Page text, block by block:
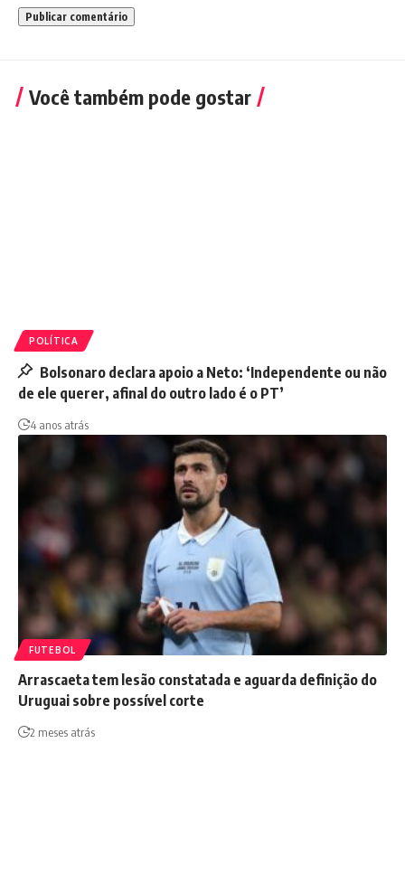
Você também pode gostar
POLÍTICA
Bolsonaro declara apoio a Neto: ‘Independente ou não
de ele querer, afinal do outro lado é o PT’
4 anos atrás
FUTEBOL
Arrascaeta tem lesão constatada e aguarda definição do
Uruguai sobre possível corte
2 meses atrás